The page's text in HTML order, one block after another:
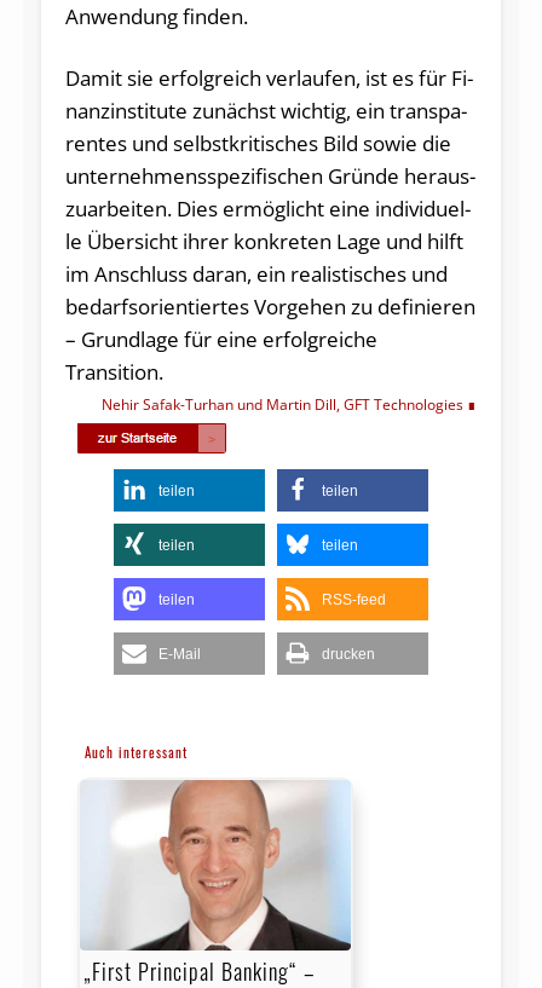
Anwendung finden.
Damit sie er­folg­reich ver­lau­fen, ist es für Fi­
nanz­in­sti­tu­te zu­nächst wich­tig, ein trans­pa­
ren­tes und selbst­kri­ti­sches Bild so­wie die
un­ter­neh­mens­spe­zi­fi­schen Grün­de her­aus­
zu­ar­bei­ten. Dies er­mög­licht ei­ne in­di­vi­du­el­
le Über­sicht ih­rer kon­kre­ten La­ge und hilft
im An­schluss dar­an, ein rea­lis­ti­sches und
be­darfs­ori­en­tier­tes Vor­ge­hen zu de­fi­nie­ren
– Grund­la­ge für ei­ne er­folg­rei­che
Transition.
Nehir Safak-Turhan und Martin Dill, GFT Technologies
teilen teilen
teilen teilen
teilen RSS-feed
E-Mail drucken
Auch interessant
„First Principal Banking“ –